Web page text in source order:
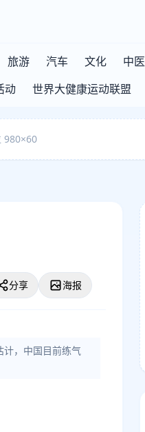
旅游 汽车 文化 中医
动 世界大健康运动联盟
980×60
分享 海报
，中国目前练气